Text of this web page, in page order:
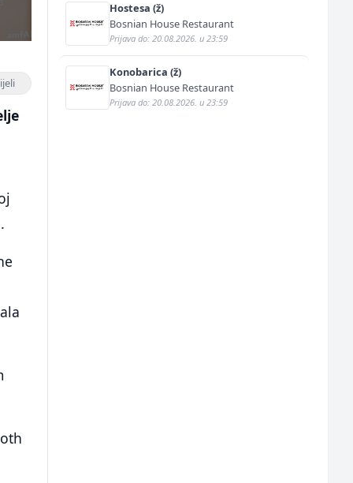
Hostesa (ž)
Bosnian House Restaurant
Prijava do: 20.08.2026. u 23:59
Konobarica (ž)
Bosnian House Restaurant
Prijava do: 20.08.2026. u 23:59